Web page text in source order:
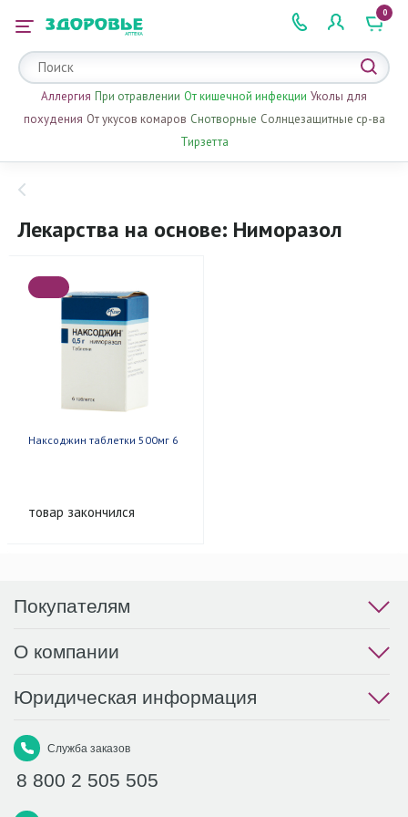
2 505 505
0
Аллергия При отравлении От кишечной инфекции Уколы для
похудения От укусов комаров Снотворные Солнцезащитные ср-ва
Тирзетта
Лекарства на основе: Ниморазол
Наксоджин таблетки 500мг 6
товар закончился
Покупателям
О компании
Юридическая информация
Служба заказов
8 800 2 505 505